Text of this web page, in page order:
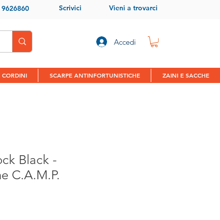
Accedi
Scrivici Vieni a trovarci
CORDINI SCARPE ANTINFORTUNISTICHE ZAINI E SACCHE
Black -
C.A.M.P.